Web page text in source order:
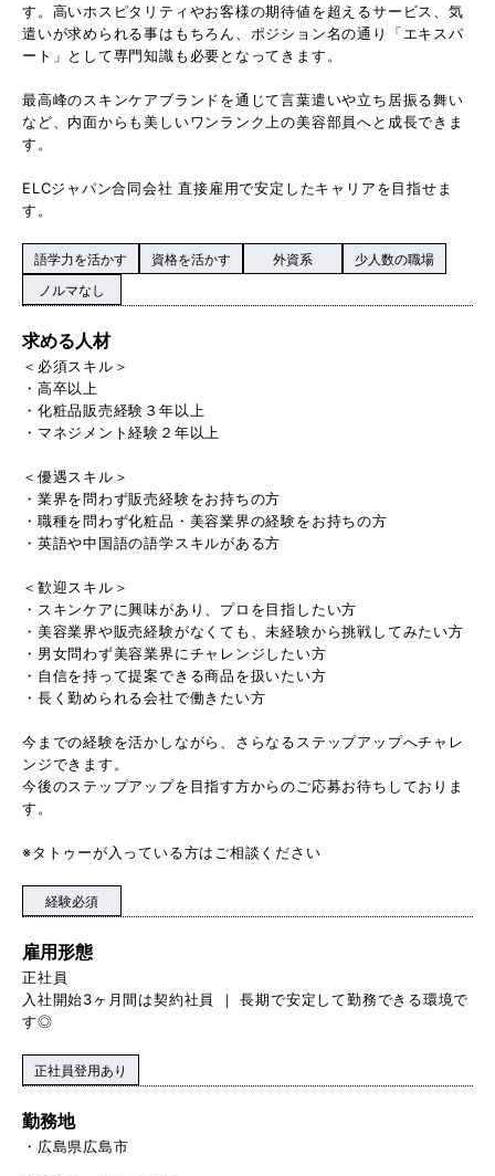
す。高いホスピタリティやお客様の期待値を超えるサービス、気
遣いが求められる事はもちろん、ポジション名の通り「エキスパ
ート」として専門知識も必要となってきます。
最高峰のスキンケアブランドを通じて言葉遣いや立ち居振る舞い
など、内面からも美しいワンランク上の美容部員へと成長できま
す。
ELCジャパン合同会社 直接雇用で安定したキャリアを目指せま
す。
語学力を活かす 資格を活かす 外資系
少人数の職場
ノルマなし
求める人材
＜必須スキル＞
・高卒以上
・化粧品販売経験３年以上
・マネジメント経験２年以上
＜優遇スキル＞
・業界を問わず販売経験をお持ちの方
・職種を問わず化粧品・美容業界の経験をお持ちの方
・英語や中国語の語学スキルがある方
＜歓迎スキル＞
・スキンケアに興味があり、プロを目指したい方
・美容業界や販売経験がなくても、未経験から挑戦してみたい方
・男女問わず美容業界にチャレンジしたい方
・自信を持って提案できる商品を扱いたい方
・長く勤められる会社で働きたい方
今までの経験を活かしながら、さらなるステップアップへチャレ
ンジできます。
今後のステップアップを目指す方からのご応募お待ちしておりま
す。
※タトゥーが入っている方はご相談ください
経験必須
雇用形態
正社員
入社開始3ヶ月間は契約社員 ｜ 長期で安定して勤務できる環境で
す◎
正社員登用あり
勤務地
広島県広島市